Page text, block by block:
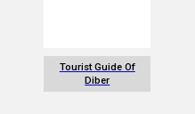
Tourist Guide Of
Diber